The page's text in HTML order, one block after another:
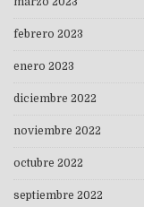
febrero 2023
enero 2023
diciembre 2022
noviembre 2022
octubre 2022
septiembre 2022